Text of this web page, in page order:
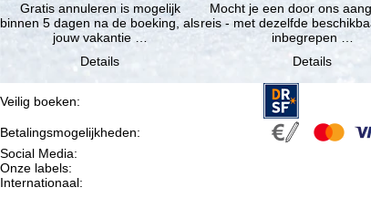
Gratis annuleren is mogelijk
binnen 5 dagen na de boeking, als
jouw vakantie …
Details
Mocht je een door ons
reis - met dezelfde
inbegrepen …
Details
Veilig boeken:
Betalingsmogelijkheden:
Social Media:
Onze labels:
Internationaal: